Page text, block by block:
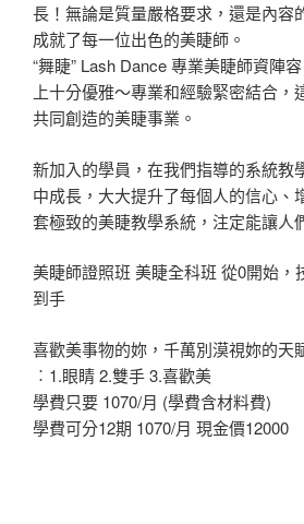
長！無論是質量嚴格要求，還是內容
成就了每一位出色的美睫師。
“舞睫” Lash Dance 專業美睫師資陣
上十分優雅～專業和經驗緊密結合，
共同創造的美睫事業。
新加入的學員，在我們指導的系統教
中成長，大大提升了每個人的信心、
套極致的美睫教學系統，注定能讓人
美睫師證照班 美睫全科班 從0開始，
到手
喜歡美事物的妳，千萬別漠視妳的天
︰1.眼睛 2.雙手 3.喜歡美
學費只要 1070/月 (學費含材料費)
學費可分12期 1070/月 現金價12000